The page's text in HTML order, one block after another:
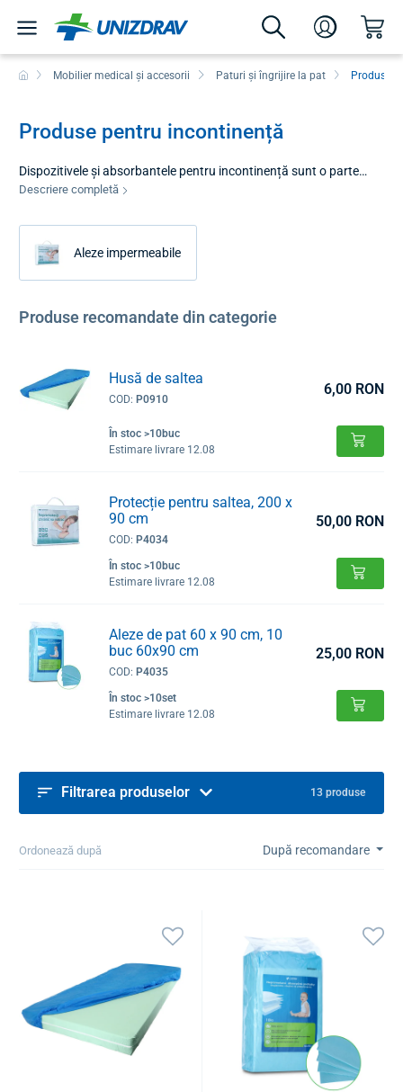
Mobilier medical și accesorii Paturi și îngrijire la pat Produse
Produse pentru incontinență
Dispozitivele și absorbantele pentru incontinență sunt o parte
esențială a îngrijirii persoanelor cu scurgeri urinare sau a
esențială nu numai pentru menținerea curățeniei și a duratei lungi
de viață a patului, ci mai presus de toate pentru menținerea
sănătății pielii și a bunăstării psihologice a pacientului. Această
categorie oferă soluții complete care combină absorbția ridicată
Descriere completă
Aleze impermeabile
Produse recomandate din categorie
Husă de saltea
COD: P0910
În stoc >10buc
Estimare livrare 12.08
6,00 RON
Protecție pentru saltea, 200 x
90 cm
COD: P4034
În stoc >10buc
Estimare livrare 12.08
50,00 RON
Aleze de pat 60 x 90 cm, 10
buc 60x90 cm
COD: P4035
În stoc >10set
Estimare livrare 12.08
25,00 RON
Filtrarea produselor 13 produse
Ordonează după După recomandare